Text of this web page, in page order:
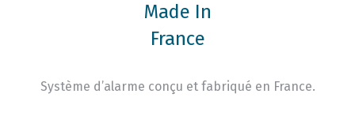
Made In
France
Système d’alarme conçu et fabriqué en France.